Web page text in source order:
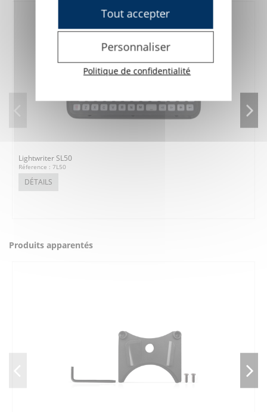
Lightwriter SL50
Réference : 7L50
DÉTAILS
Produits apparentés
Tout accepter
Personnaliser
Politique de confidentialité